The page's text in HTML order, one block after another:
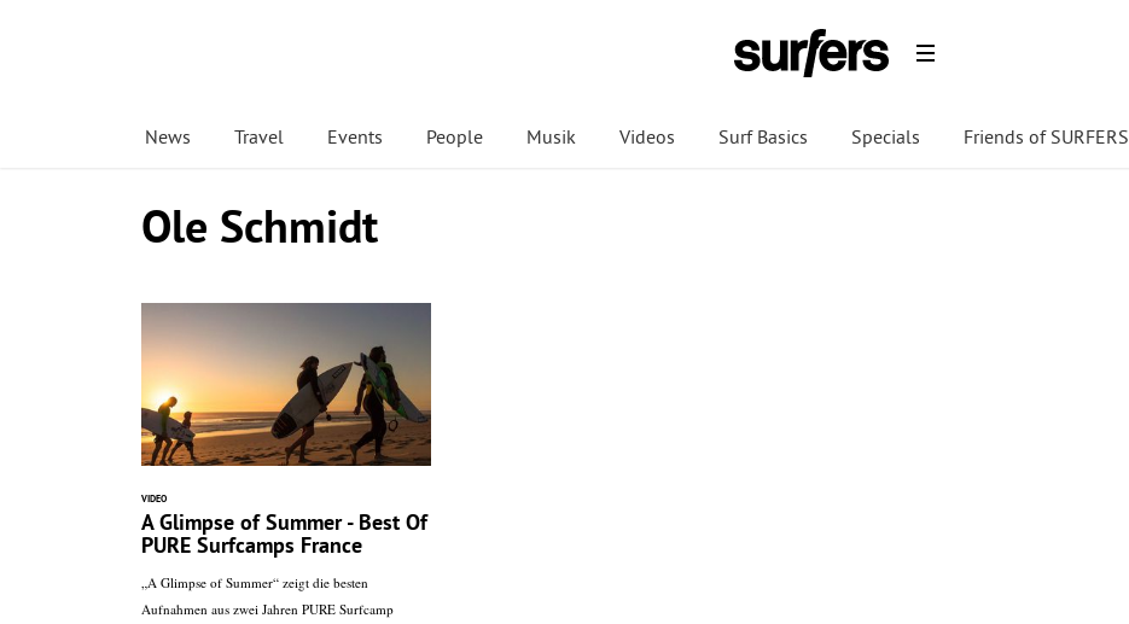
News Travel Events People Musik Videos Surf Basics Specials Friends of SURFERS
Ole Schmidt
VIDEO
A Glimpse of Summer - Best Of
PURE Surfcamps France
„A Glimpse of Summer“ zeigt die besten
Aufnahmen aus zwei Jahren PURE Surfcamp